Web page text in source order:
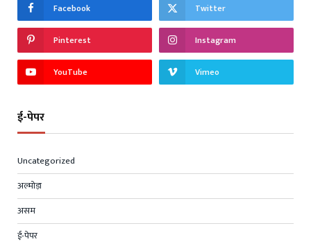
Facebook Twitter
Pinterest Instagram
YouTube Vimeo
ई-पेपर
Uncategorized
अल्मोड़ा
असम
ई-पेपर